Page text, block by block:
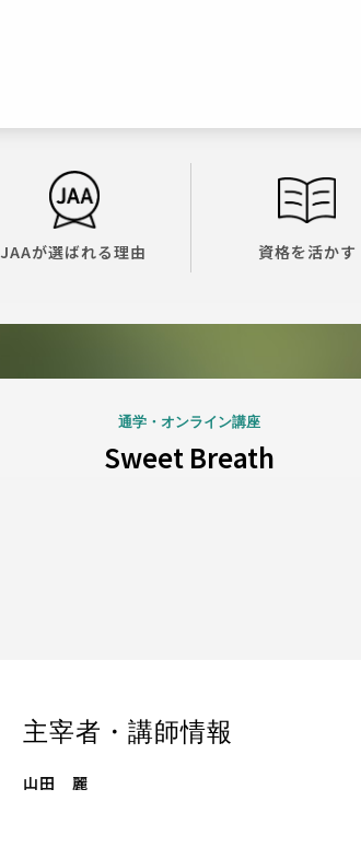
JAAが選ばれる理由 資格を活かす
通学・オンライン講座
Sweet Breath
主宰者・講師情報
山田 麗